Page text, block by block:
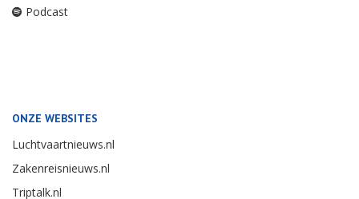
Podcast
ONZE WEBSITES
Luchtvaartnieuws.nl
Zakenreisnieuws.nl
Triptalk.nl